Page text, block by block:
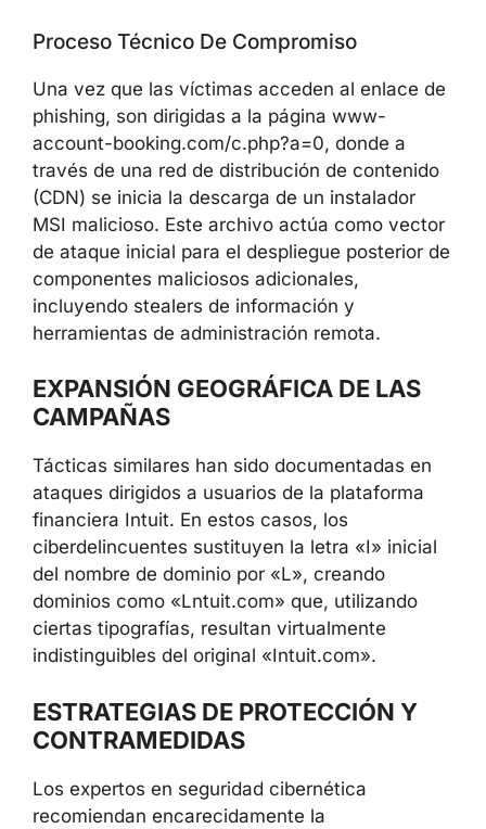
Proceso Técnico De Compromiso
Una vez que las víctimas acceden al enlace de
phishing, son dirigidas a la página www-
account-booking.com/c.php?a=0, donde a
través de una red de distribución de contenido
(CDN) se inicia la descarga de un instalador
MSI malicioso. Este archivo actúa como vector
de ataque inicial para el despliegue posterior de
componentes maliciosos adicionales,
incluyendo stealers de información y
herramientas de administración remota.
EXPANSIÓN GEOGRÁFICA DE LAS
CAMPAÑAS
Tácticas similares han sido documentadas en
ataques dirigidos a usuarios de la plataforma
financiera Intuit. En estos casos, los
ciberdelincuentes sustituyen la letra «I» inicial
del nombre de dominio por «L», creando
dominios como «Lntuit.com» que, utilizando
ciertas tipografías, resultan virtualmente
indistinguibles del original «Intuit.com».
ESTRATEGIAS DE PROTECCIÓN Y
CONTRAMEDIDAS
Los expertos en seguridad cibernética
recomiendan encarecidamente la